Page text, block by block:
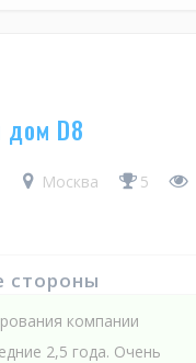
D8
Москва
5
стороны
компании
2,5 года. Очень